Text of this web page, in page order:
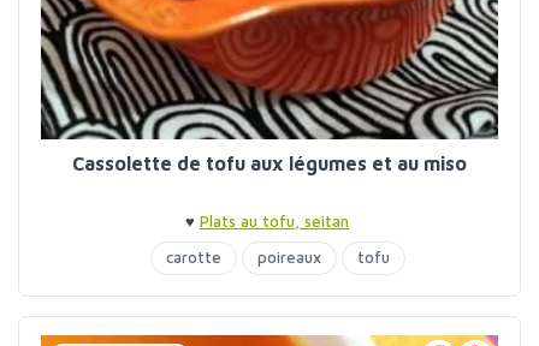
Cassolette de tofu aux légumes et au miso
♥ Plats au tofu, seitan
carotte
poireaux tofu